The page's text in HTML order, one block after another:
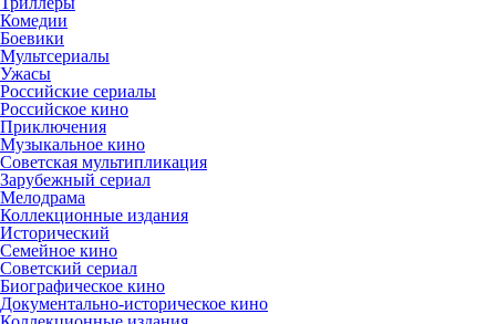
Комедии
Боевики
Мультсериалы
Ужасы
Российские сериалы
Российское кино
Приключения
Музыкальное кино
Советская мультипликация
Зарубежный сериал
Мелодрама
Коллекционные издания
Исторический
Семейное кино
Советский сериал
Биографическое кино
Документально-историческое кино